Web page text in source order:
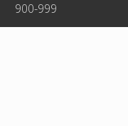
900-999